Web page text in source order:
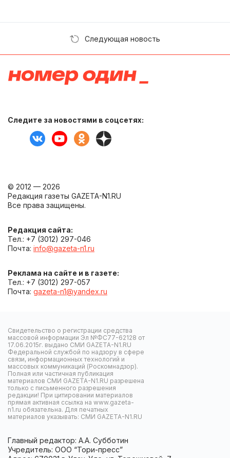
Следующая новость
Следите за новостями в соцсетях:
© 2012 — 2026
Редакция газеты GAZETA-N1.RU
Все права защищены.
Редакция сайта:
Тел.: +7 (3012) 297-046
Почта: info@gazeta-n1.ru
Реклама на сайте и в газете:
Тел.: +7 (3012) 297-057
Почта: gazeta-n1@yandex.ru
Свидетельство о регистрации средства
массовой информации Эл №ФС77-62128 от
17.06.2015г. выдано СМИ GAZETA-N1.RU
Федеральной службой по надзору в сфере
связи, информационных технологий и
массовых коммуникаций (Роскомнадзор).
Полная или частичная публикация
материалов СМИ GAZETA-N1.RU разрешена
только с письменного разрешения
редакции! При цитировании материалов
прямая активная ссылка на www.gazeta-
n1.ru обязательна. Для печатных
материалов указывать: СМИ GAZETA-N1.RU
Главный редактор: А.А. Субботин
Учредитель: ООО “Тори-пресс”